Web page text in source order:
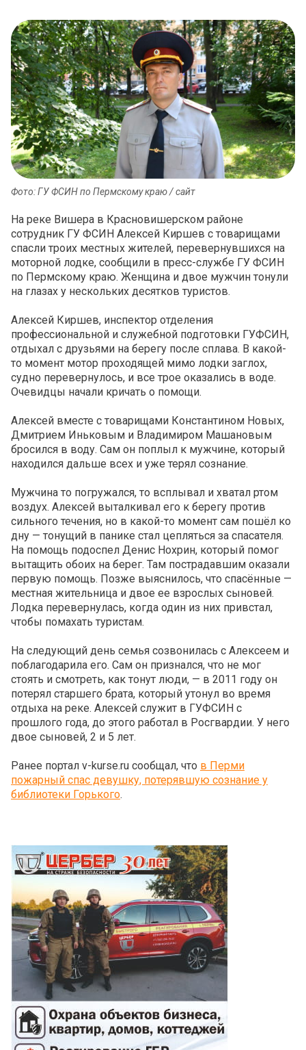
Фото: ГУ ФСИН по Пермскому краю / сайт
На реке Вишера в Красновишерском районе
сотрудник ГУ ФСИН Алексей Киршев с товарищами
спасли троих местных жителей, перевернувшихся на
моторной лодке, сообщили в пресс-службе ГУ ФСИН
по Пермскому краю. Женщина и двое мужчин тонули
на глазах у нескольких десятков туристов.
Алексей Киршев, инспектор отделения
профессиональной и служебной подготовки ГУФСИН,
отдыхал с друзьями на берегу после сплава. В какой-
то момент мотор проходящей мимо лодки заглох,
судно перевернулось, и все трое оказались в воде.
Очевидцы начали кричать о помощи.
Алексей вместе с товарищами Константином Новых,
Дмитрием Иньковым и Владимиром Машановым
бросился в воду. Сам он поплыл к мужчине, который
находился дальше всех и уже терял сознание.
Мужчина то погружался, то всплывал и хватал ртом
воздух. Алексей выталкивал его к берегу против
сильного течения, но в какой-то момент сам пошёл ко
дну — тонущий в панике стал цепляться за спасателя.
На помощь подоспел Денис Нохрин, который помог
вытащить обоих на берег. Там пострадавшим оказали
первую помощь. Позже выяснилось, что спасённые —
местная жительница и двое ее взрослых сыновей.
Лодка перевернулась, когда один из них привстал,
чтобы помахать туристам.
На следующий день семья созвонилась с Алексеем и
поблагодарила его. Сам он признался, что не мог
стоять и смотреть, как тонут люди, — в 2011 году он
потерял старшего брата, который утонул во время
отдыха на реке. Алексей служит в ГУФСИН с
прошлого года, до этого работал в Росгвардии. У него
двое сыновей, 2 и 5 лет.
Ранее портал v-kurse.ru сообщал, что в Перми
пожарный спас девушку, потерявшую сознание у
библиотеки Горького.